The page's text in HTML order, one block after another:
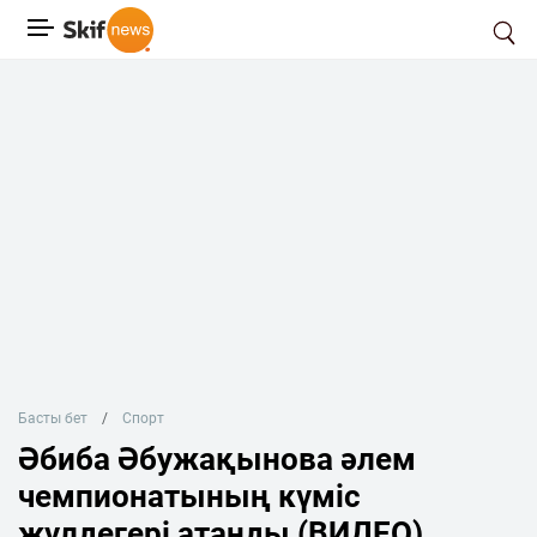
Басты бет Спорт
Әбиба Әбужақынова әлем
чемпионатының күміс